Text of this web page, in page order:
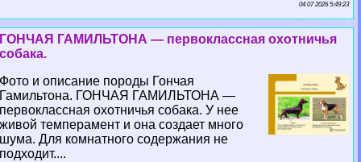
04 07 2026 5:49:23
ГОНЧАЯ ГАМИЛЬТОНА — первоклассная охотничья
собака.
Фото и описание породы Гончая
Гамильтона. ГОНЧАЯ ГАМИЛЬТОНА —
первоклассная охотничья собака. У нее
живой темперамент и она создает много
шума. Для комнатного содержания не
подходит....